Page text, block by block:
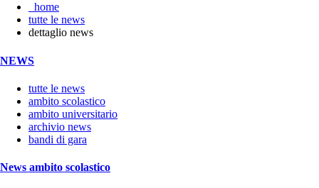
home
tutte le news
dettaglio news
NEWS
tutte le news
ambito scolastico
ambito universitario
archivio news
bandi di gara
News ambito scolastico